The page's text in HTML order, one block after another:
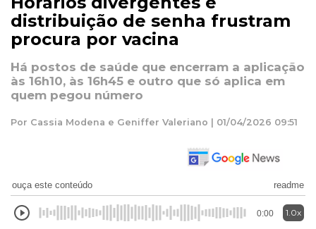
distribuição de senha frustram
procura por vacina
Há postos de saúde que encerram a aplicação
às 16h10, às 16h45 e outro que só aplica em
quem pegou número
Por Cassia Modena e Geniffer Valeriano | 01/04/2026 09:51
ouça este conteúdo readme
0:00 1.0x